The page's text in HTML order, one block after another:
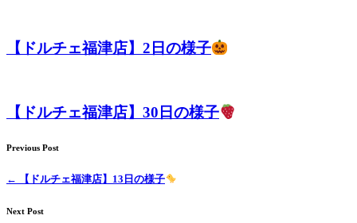
店）
｜
ッ
ト
【ドルチェ福津店】2日の様子
【ドルチェ福津店】30日の様子
Previous Post
← 【ドルチェ福津店】13日の様子
Next Post